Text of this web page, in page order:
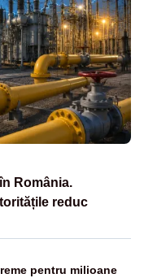
România.
reduc
pentru milioane